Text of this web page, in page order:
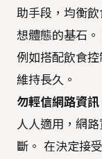
助手段，均衡
想體態的基石。
例如搭配飲食
維持長久。
勿輕信網路資訊
人人適用，網
斷。 在決定接